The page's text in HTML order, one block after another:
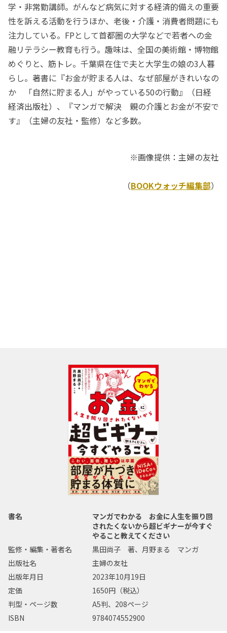
学・非常勤講師。がんなど病気に対する経済的備えの重要
性を訴える活動を行うほか、老後・介護・消費者問題にも
注力している。FPとして首都圏の大学などで若者への金
融リテラシー教育も行う。趣味は、全国の美術館・博物館
めぐりと、筋トレ。千葉県在住で夫と大学生の娘の3人暮
らし。著書に『お金が貯まる人は、なぜ部屋がきれいなの
か 「自然に貯まる人」がやっている50の行動』（日経
経済出版社）、『マンガで解決 親の介護とお金が不安で
す』（主婦の友社・監修）など多数。
※画像提供：主婦の友社
（BOOKウォッチ編集部）
書名
マンガでわかる お金に人生を振り回
されたくないから超ビギナーが今すぐ
やること教えてください
監修・編集・著者名
黒田尚子 著、月野まる マンガ
出版社名
主婦の友社
出版年月日
2023年10月19日
定価
1650円（税込）
判型・ページ数
A5判、208ページ
ISBN
9784074552900